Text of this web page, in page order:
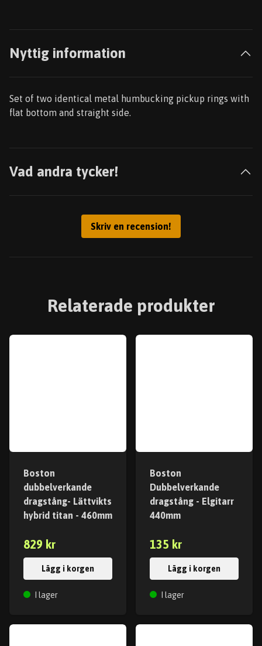
Nyttig information
Set of two identical metal humbucking pickup rings with
flat bottom and straight side.
Vad andra tycker!
Skriv en recension!
Relaterade produkter
Boston
dubbelverkande
dragstång- Lättvikts
hybrid titan - 460mm
829 kr
Lägg i korgen
I lager
Boston
Dubbelverkande
dragstång - Elgitarr
440mm
135 kr
Lägg i korgen
I lager